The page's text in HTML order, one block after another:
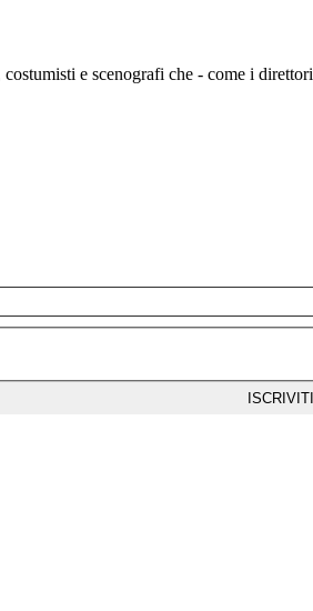
e scenografi che - come i